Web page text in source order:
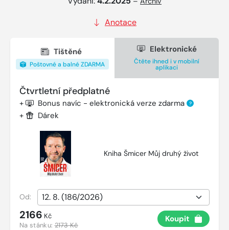
Anotace
Tištěné
Poštovné a balné ZDARMA
Elektronické
Čtěte ihned i v mobilní
aplikaci
Čtvrtletní předplatné
+ Bonus navíc - elektronická verze zdarma ?
+ Dárek
Kniha Šmicer Můj druhý život
Od:
2166 Kč
Na stánku:2173 Kč
Koupit